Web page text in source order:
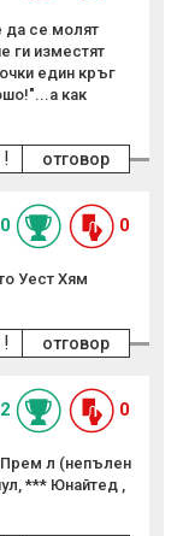
да се молят
ги изместят
един кръг
как
отговор
!
0 0
Уест Хям
отговор
!
2 0
Прем л (непълен
*** Юнайтед ,